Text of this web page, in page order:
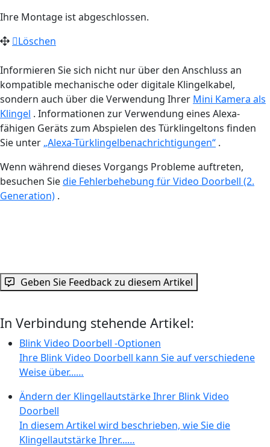
Ihre Montage ist abgeschlossen.
Löschen
Informieren Sie sich nicht nur über den Anschluss an
kompatible mechanische oder digitale Klingelkabel,
sondern auch über die Verwendung Ihrer Mini Kamera als
Klingel . Informationen zur Verwendung eines Alexa-
fähigen Geräts zum Abspielen des Türklingeltons finden
Sie unter „Alexa-Türklingelbenachrichtigungen“ .
Wenn während dieses Vorgangs Probleme auftreten,
besuchen Siedie Fehlerbehebung für Video Doorbell (2.
Generation) .
Geben Sie Feedback zu diesem Artikel
In Verbindung stehende Artikel:
Blink Video Doorbell -Optionen
Ihre Blink Video Doorbell kann Sie auf verschiedene
Weise über...…
Ändern der Klingellautstärke Ihrer Blink Video
Doorbell
In diesem Artikel wird beschrieben, wie Sie die
Klingellautstärke Ihrer...…